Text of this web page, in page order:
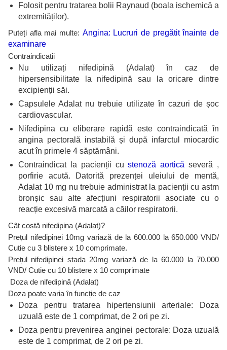
Folosit pentru tratarea bolii Raynaud (boala ischemică a
extremităților).
Puteți afla mai multe: Angina: Lucruri de pregătit înainte de
examinare
Contraindicatii
Nu utilizați nifedipină (Adalat) în caz de
hipersensibilitate la nifedipină sau la oricare dintre
excipienții săi.
Capsulele Adalat nu trebuie utilizate în cazuri de șoc
cardiovascular.
Nifedipina cu eliberare rapidă este contraindicată în
angina pectorală instabilă și după infarctul miocardic
acut în primele 4 săptămâni.
Contraindicat la pacienții custenoză aortică severă ,
porfirie acută. Datorită prezenței uleiului de mentă,
Adalat 10 mg nu trebuie administrat la pacienții cu astm
bronșic sau alte afecțiuni respiratorii asociate cu o
reacție excesivă marcată a căilor respiratorii.
Cât costă nifedipina (Adalat)?
Prețul nifedipinei 10mg variază de la 600.000 la 650.000 VND/
Cutie cu 3 blistere x 10 comprimate.
Prețul nifedipinei stada 20mg variază de la 60.000 la 70.000
VND/ Cutie cu 10 blistere x 10 comprimate
Doza de nifedipină (Adalat)
Doza poate varia în funcție de caz
Doza pentru tratarea hipertensiunii arteriale: Doza
uzuală este de 1 comprimat, de 2 ori pe zi.
Doza pentru prevenirea anginei pectorale: Doza uzuală
este de 1 comprimat, de 2 ori pe zi.